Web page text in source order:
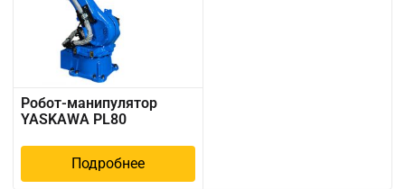
Робот-манипулятор
YASKAWA PL80
Подробнее